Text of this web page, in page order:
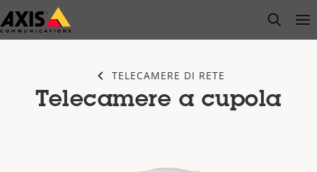
Salta
al
open
TELECAMERE DI RETE
Telecamere a cupola